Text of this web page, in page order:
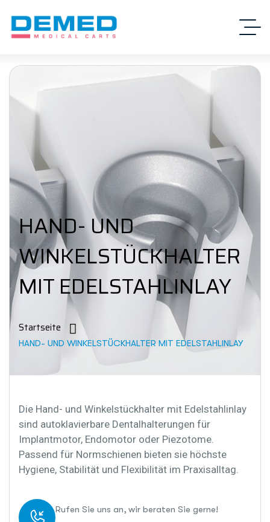
HAND- UND
WINKELSTÜCKHALTER
MIT EDELSTAHLINLAY
Startseite
HAND- UND WINKELSTÜCKHALTER MIT EDELSTAHLINLAY
Die Hand- und Winkelstückhalter mit Edelstahlinlay
sind autoklavierbare Dentalhalterungen für
Implantmotor, Endomotor oder Piezotome.
Passend für Normschienen bieten sie höchste
Hygiene, Stabilität und Flexibilität im Praxisalltag.
Rufen Sie uns an, wir beraten Sie gerne!